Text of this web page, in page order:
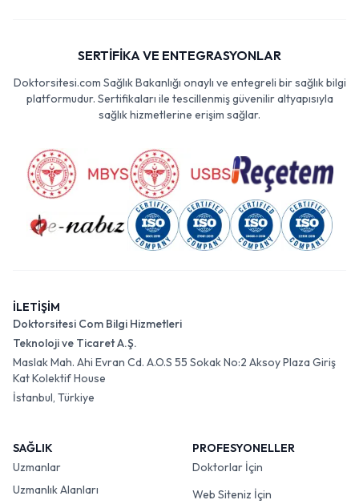
SERTİFİKA VE ENTEGRASYONLAR
Doktorsitesi.com Sağlık Bakanlığı onaylı ve entegreli bir sağlık bilgi
platformudur. Sertifikaları ile tescillenmiş güvenilir altyapısıyla
sağlık hizmetlerine erişim sağlar.
İLETİŞİM
Doktorsitesi Com Bilgi Hizmetleri
Teknoloji ve Ticaret A.Ş.
Maslak Mah. Ahi Evran Cd. A.O.S 55 Sokak No:2 Aksoy Plaza Giriş
Kat Kolektif House
İstanbul, Türkiye
SAĞLIK
Uzmanlar
Uzmanlık Alanları
PROFESYONELLER
Doktorlar İçin
Web Siteniz İçin